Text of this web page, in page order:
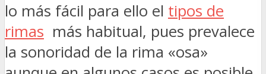
lo más fácil para ello el tipos de
rimas más habitual, pues prevalece
la sonoridad de la rima «osa»